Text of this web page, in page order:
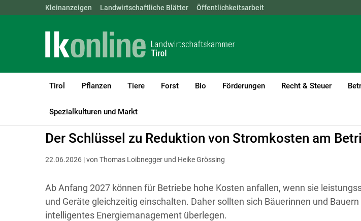
Landwirtschaftskammern: ÖSTERREICH BGLD KTN NÖ OÖ
Kleinanzeigen Landwirtschaftliche Blätter Öffentlichkeitsarbeit
Tirol Pflanzen Tiere Forst Bio Förderungen Recht & Steuer
Spezialkulturen und Markt
LK Tirol Bauen, Energie & Technik
Der Schlüssel zu Reduktion von Stromkosten am
22.06.2026 | von Thomas Loibnegger und Heike Grössing
Ab Anfang 2027 können für Betriebe hohe Kosten anfallen, wenn sie
und Geräte gleichzeitig einschalten. Daher sollten sich Bäuerinnen und
intelligentes Energiemanagement überlegen.